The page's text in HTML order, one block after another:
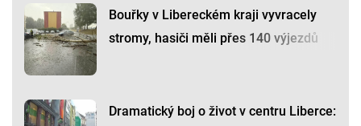
Bouřky v Libereckém kraji vyvracely
stromy, hasiči měli přes 140 výjezdů
Dramatický boj o život v centru Liberce: